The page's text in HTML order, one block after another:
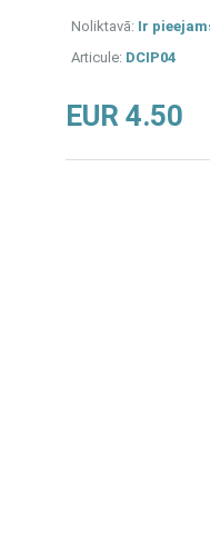
Noliktavā: Ir
Articule: DCIP04
EUR 4.50